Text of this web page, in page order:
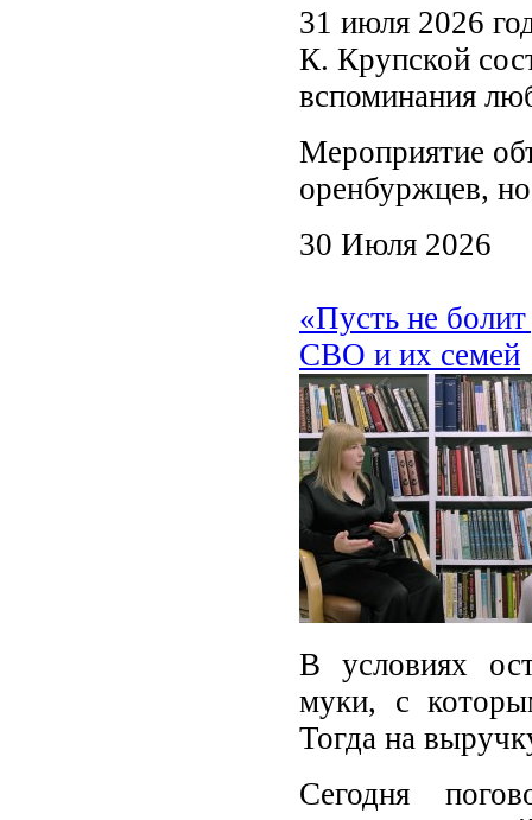
31 июля 2026
К. Крупской
вспоминания
Мероприятие
оренбуржцев,
30 Июля 2026
«Пусть не
СВО и их семей
В условиях
муки, с
Тогда на
Сегодня